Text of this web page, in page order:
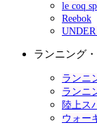
le coq
Reebok
ランニング
ランニ
ランニ
陸上ス
ウォー